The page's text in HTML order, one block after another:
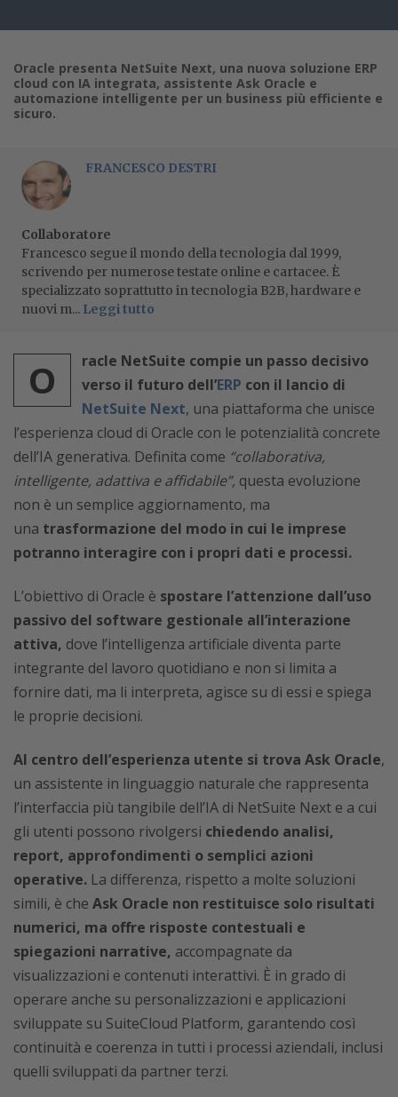
Oracle presenta NetSuite Next, una nuova soluzione ERP
cloud con IA integrata, assistente Ask Oracle e
automazione intelligente per un business più efficiente e
sicuro.
FRANCESCO DESTRI
Collaboratore
Francesco segue il mondo della tecnologia dal 1999,
scrivendo per numerose testate online e cartacee. È
specializzato soprattutto in tecnologia B2B, hardware e
nuovi m... Leggi tutto
O
racle NetSuite compie un passo decisivo
verso il futuro dell’ERP con il lancio di
NetSuite Next, una piattaforma che unisce
l’esperienza cloud di Oracle con le potenzialità concrete
dell’IA generativa. Definita come “collaborativa,
intelligente, adattiva e affidabile”, questa evoluzione
non è un semplice aggiornamento, ma
una trasformazione del modo in cui le imprese
potranno interagire con i propri dati e processi.
L’obiettivo di Oracle è spostare l’attenzione dall’uso
passivo del software gestionale all’interazione
attiva, dove l’intelligenza artificiale diventa parte
integrante del lavoro quotidiano e non si limita a
fornire dati, ma li interpreta, agisce su di essi e spiega
le proprie decisioni.
Al centro dell’esperienza utente si trova Ask Oracle,
un assistente in linguaggio naturale che rappresenta
l’interfaccia più tangibile dell’IA di NetSuite Next e a cui
gli utenti possono rivolgersi chiedendo analisi,
report, approfondimenti o semplici azioni
operative. La differenza, rispetto a molte soluzioni
simili, è che Ask Oracle non restituisce solo risultati
numerici, ma offre risposte contestuali e
spiegazioni narrative, accompagnate da
visualizzazioni e contenuti interattivi. È in grado di
operare anche su personalizzazioni e applicazioni
sviluppate su SuiteCloud Platform, garantendo così
continuità e coerenza in tutti i processi aziendali, inclusi
quelli sviluppati da partner terzi.